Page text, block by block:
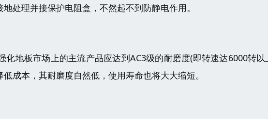
处理并接保护电阻盒，不然起不到防静电作用。
地板市场上的主流产品应达到AC3级的耐磨度(即转速达6000转以
成本，其耐磨度自然低，使用寿命也将大大缩短。